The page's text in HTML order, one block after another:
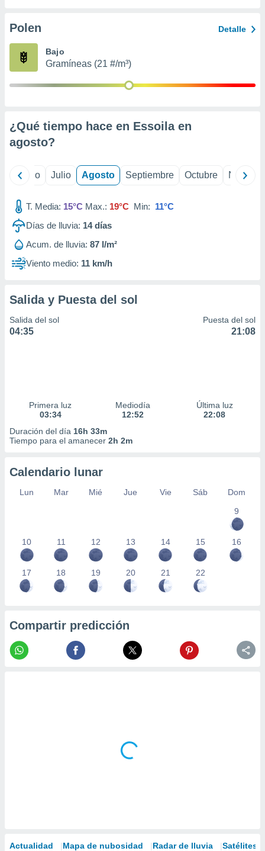
e
mediante
de
1199
Polen Detalle
Bajo
Gramíneas (21 #/m³)
¿Qué tiempo hace en Essoila en
agosto?
Junio Julio Agosto Septiembre Octubre
T. Media: 15°C Max.: 19°C Min: 11°C
Días de lluvia: 14días
Acum. de lluvia: 87 l/m²
Viento medio: 11 km/h
Salida y Puesta del sol
Salida del sol
04:35
Puesta del sol
21:08
Primera luz
03:34
Mediodía
12:52
Última luz
22:08
Duración del día 16h 33m
Tiempo para el amanecer 2h 2m
Calendario lunar
Lun Mar Mié Jue Vie Sáb
Dom
9
10 11 12 13 14 15 16
17 18 19 20 21 22
Compartir predicción
Actualidad Mapa de nubosidad Radar de lluvia Satélites